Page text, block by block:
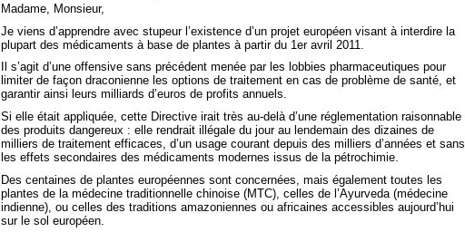
Madame, Monsieur,
Je viens d’apprendre avec stupeur l’existence d’un projet européen visant à interdire la
plupart des médicaments à base de plantes à partir du 1er avril 2011.
Il s’agit d’une offensive sans précédent menée par les lobbies pharmaceutiques pour
limiter de façon draconienne les options de traitement en cas de problème de santé, et
garantir ainsi leurs milliards d’euros de profits annuels.
Si elle était appliquée, cette Directive irait très au-delà d’une réglementation raisonnable
des produits dangereux : elle rendrait illégale du jour au lendemain des dizaines de
milliers de traitement efficaces, d’un usage courant depuis des milliers d’années et sans
les effets secondaires des médicaments modernes issus de la pétrochimie.
Des centaines de plantes européennes sont concernées, mais également toutes les
plantes de la médecine traditionnelle chinoise (MTC), celles de l’Ayurveda (médecine
indienne), ou celles des traditions amazoniennes ou africaines accessibles aujourd’hui
sur le sol européen.